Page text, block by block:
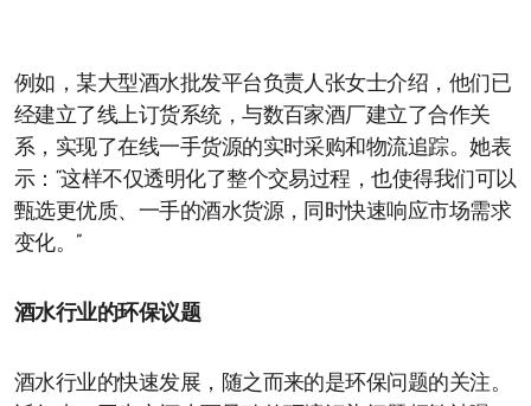
例如，某大型酒水批发平台负责人张女士介绍，他们已
经建立了线上订货系统，与数百家酒厂建立了合作关
系，实现了在线一手货源的实时采购和物流追踪。她表
示：“这样不仅透明化了整个交易过程，也使得我们可以
甄选更优质、一手的酒水货源，同时快速响应市场需求
变化。”
酒水行业的环保议题
酒水行业的快速发展，随之而来的是环保问题的关注。